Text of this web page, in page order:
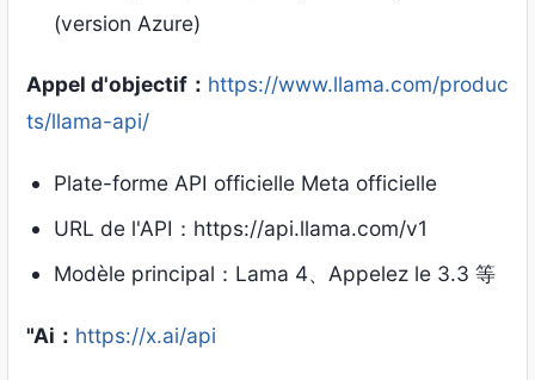
(version Azure)
Appel d'objectif： https://www.llama.com/produc
ts/llama-api/
Plate-forme API officielle Meta officielle
URL de l'API：https://api.llama.com/v1
Modèle principal：Lama 4、Appelez le 3.3 等
"Ai： https://x.ai/api